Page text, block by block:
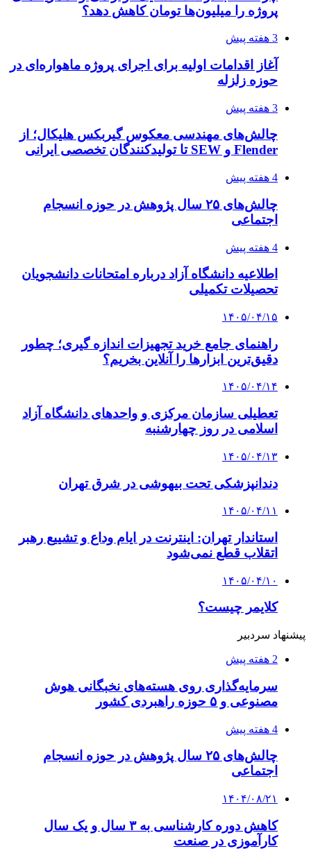
پروژه را میلیون‌ها تومان کاهش دهد؟
3 هفته پیش
آغاز اقدامات اولیه برای اجرای پروژه ماهواره‌ای در
حوزه زلزله
3 هفته پیش
چالش‌های مهندسی معکوس گیربکس هلیکال؛ از
Flender و SEW تا تولیدکنندگان تخصصی ایرانی
4 هفته پیش
چالش‌های ۲۵ سال پژوهش در حوزه انسجام
اجتماعی
4 هفته پیش
اطلاعیه دانشگاه آزاد درباره امتحانات دانشجویان
تحصیلات تکمیلی
۱۴۰۵/۰۴/۱۵
راهنمای جامع خرید تجهیزات اندازه گیری؛ چطور
دقیق‌ترین ابزارها را آنلاین بخریم؟
۱۴۰۵/۰۴/۱۴
تعطیلی سازمان مرکزی و واحدهای دانشگاه آزاد
اسلامی در روز چهارشنبه
۱۴۰۵/۰۴/۱۳
دندانپزشکی تحت بیهوشی در شرق تهران
۱۴۰۵/۰۴/۱۱
استاندار تهران: اینترنت در ایام وداع و تشییع رهبر
اتقلاب قطع نمی‌شود
۱۴۰۵/۰۴/۱۰
کلایمر چیست؟
پیشنهاد سردبیر
2 هفته پیش
سرمایه‌گذاری روی هسته‌های نخبگانی هوش
مصنوعی و ۵ حوزه راهبردی کشور
4 هفته پیش
چالش‌های ۲۵ سال پژوهش در حوزه انسجام
اجتماعی
۱۴۰۴/۰۸/۲۱
کاهش دوره کارشناسی به ۳ سال و یک سال
کارآموزی در صنعت